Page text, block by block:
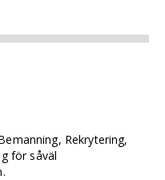
Rekrytering,
för såväl